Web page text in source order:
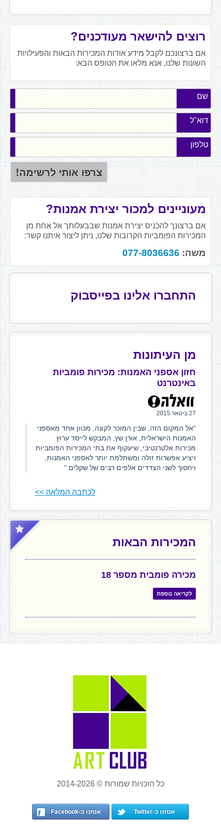
רוצים להישאר מעודכנים?
אם ברצונכם לקבל מידע אודות המכירות הבאות והפעילויות
השונות שלנו, אנא מלאו את הטופס הבא:
שם
דוא"ל
טלפון
מעוניינים למכור יצירת אמנות?
אם ברצונך להכניס יצירת אמנות שבבעלותך אל אחת מן
המכירות הפומביות הקרובות שלנו, ניתן ליצור איתנו קשר:
משה: 077-8036636
התחברו אלינו בפייסבוק
מן העיתונות
חזון אספני האמנות: מכירות פומביות
באינטרנט
27 בינואר 2015
"אל המקום הזה, שבין המוכר לקונה, מכוון אחד מאספני
האמנות הישראלית, אורן שץ, המבקש לייסד ערוץ
מכירות אלטרנטיבי, שיעקוף את בתי המכירות הפומביות
ויציע אפשרות זולה ומשתלמת יותר לאספני האמנות,
ויחסוך לשני הצדדים אלפים רבים של שקלים."
לכתבה המלאה >>
המכירות הבאות
מכירה פומבית מספר 18
לקריאה נוספת
כל הזכויות שמורות © 2014-2026
אנחנו ב-Twitter אנחנו ב-Facebook